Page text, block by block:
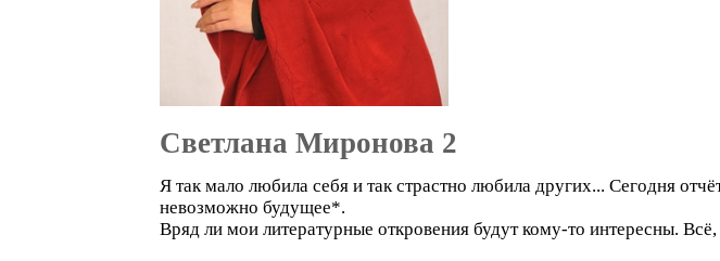
Светлана Миронова 2
Я так мало любила себя и так страстно любила других... Сегодня
невозможно будущее*.
Вряд ли мои литературные откровения будут кому-то интересны.